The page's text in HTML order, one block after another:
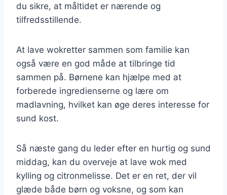
du sikre, at måltidet er nærende og
tilfredsstillende.
At lave wokretter sammen som familie kan
også være en god måde at tilbringe tid
sammen på. Børnene kan hjælpe med at
forberede ingredienserne og lære om
madlavning, hvilket kan øge deres interesse for
sund kost.
Så næste gang du leder efter en hurtig og sund
middag, kan du overveje at lave wok med
kylling og citronmelisse. Det er en ret, der vil
glæde både børn og voksne, og som kan